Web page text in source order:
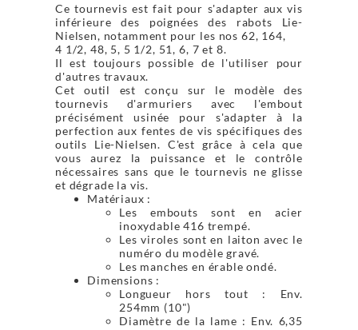
Ce tournevis est fait pour s'adapter aux vis
inférieure des poignées des rabots Lie-
Nielsen, notamment pour les nos 62, 164,
4 1/2, 48, 5, 5 1/2, 51, 6, 7 et 8.
Il est toujours possible de l'utiliser pour
d'autres travaux.
Cet outil est conçu sur le modèle des
tournevis d'armuriers avec l'embout
précisément usinée pour s'adapter à la
perfection aux fentes de vis spécifiques des
outils Lie-Nielsen. C'est grâce à cela que
vous aurez la puissance et le contrôle
nécessaires sans que le tournevis ne glisse
et dégrade la vis.
Matériaux :
Les embouts sont en acier
inoxydable 416 trempé.
Les viroles sont en laiton avec le
numéro du modèle gravé.
Les manches en érable ondé.
Dimensions :
Longueur hors tout : Env.
254mm (10")
Diamètre de la lame : Env. 6,35